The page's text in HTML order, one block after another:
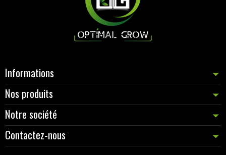
Informations
Nos produits
Notre société
Contactez-nous